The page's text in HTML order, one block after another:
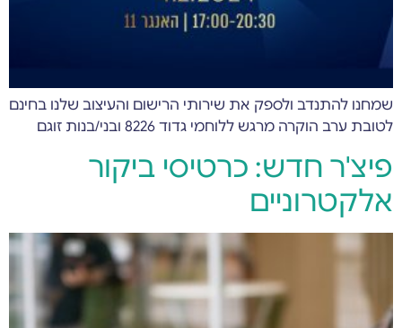
שמחנו להתנדב ולספק את שירותי הרישום והעיצוב שלנו בחינם
לטובת ערב הוקרה מרגש ללוחמי גדוד 8226 ובני/בנות זוגם
פיצ'ר חדש: כרטיסי ביקור
אלקטרוניים